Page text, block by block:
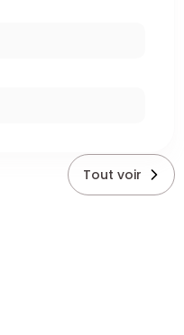
Tout voir